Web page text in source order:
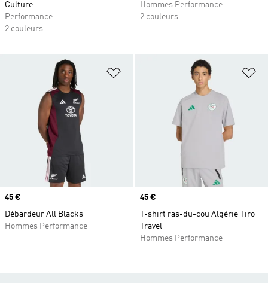
Culture
Performance
2 couleurs
Hommes Performance
2 couleurs
Ajouter à la Liste de produits
Prix
45 €
Débardeur All Blacks
Hommes Performance
Prix
45 €
T-shirt ras-du-cou Algérie Tiro
Travel
Hommes Performance